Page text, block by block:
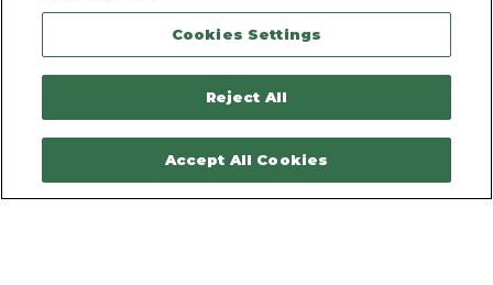
Mentions légales
Plan du site
Contactez-nous
Cookies Settings
Reject All
Accept All Cookies